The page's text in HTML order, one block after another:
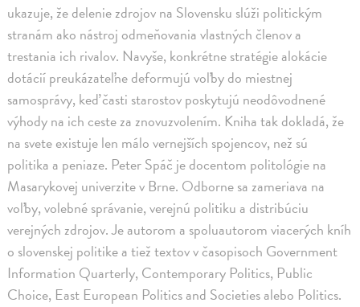
ukazuje, že delenie zdrojov na Slovensku slúži politickým
stranám ako nástroj odmeňovania vlastných členov a
trestania ich rivalov. Navyše, konkrétne stratégie alokácie
dotácií preukázateľne deformujú voľby do miestnej
samosprávy, keď časti starostov poskytujú neodôvodnené
výhody na ich ceste za znovuzvolením. Kniha tak dokladá, že
na svete existuje len málo vernejších spojencov, než sú
politika a peniaze. Peter Spáč je docentom politológie na
Masarykovej univerzite v Brne. Odborne sa zameriava na
voľby, volebné správanie, verejnú politiku a distribúciu
verejných zdrojov. Je autorom a spoluautorom viacerých kníh
o slovenskej politike a tiež textov v časopisoch Government
Information Quarterly, Contemporary Politics, Public
Choice, East European Politics and Societies alebo Politics.